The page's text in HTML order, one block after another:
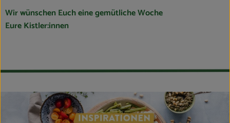
Wir wünschen Euch eine gemütliche Woche
Eure Kistler:innen